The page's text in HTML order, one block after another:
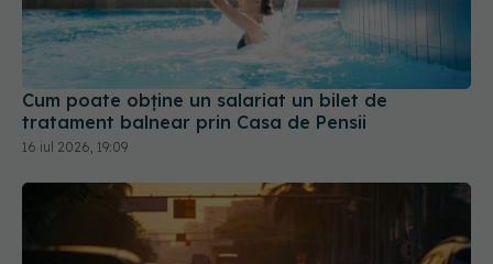
Cum poate obține un salariat un bilet de
tratament balnear prin Casa de Pensii
16 iul 2026, 19:09